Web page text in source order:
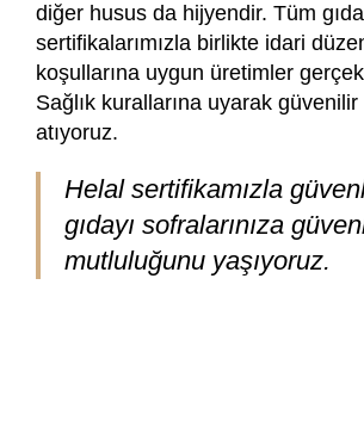
diğer husus da hijyendir. Tüm
sertifikalarımızla birlikte idari
koşullarına uygun üretimler
Sağlık kurallarına uyarak
atıyoruz.
Helal sertifikamızla
gıdayı sofralarınıza
mutluluğunu yaşıyoruz.